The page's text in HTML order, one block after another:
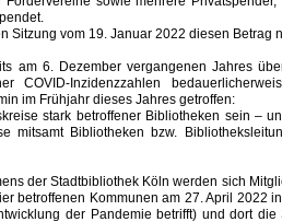
Sitzung vom 19. Januar 2022 diesen Betrag
am 6. Dezember vergangenen Jahres
COVID-Inzidenzzahlen
im Frühjahr dieses Jahres getroffen:
stark betroffener Bibliotheken sein –
mitsamt Bibliotheken bzw.
der Stadtbibliothek Köln werden sich
betroffenen Kommunen am 27. April 2022
der Pandemie betrifft) und dort